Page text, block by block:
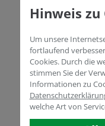
extreme
besiegelt –
Während
im Süden
Hinweis zu
Um unsere
fortlaufend
Cookies. Durch die
stimmen Sie der
Informationen zu
welche Art von